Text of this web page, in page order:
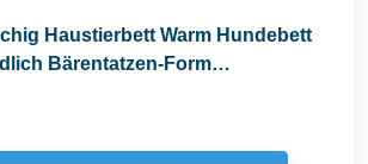
Haustierbett Warm Hundebett
Bärentatzen-Form